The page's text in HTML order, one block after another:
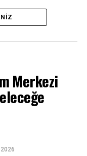
ortak hedefleri
itibariyle ülke
Merkezi